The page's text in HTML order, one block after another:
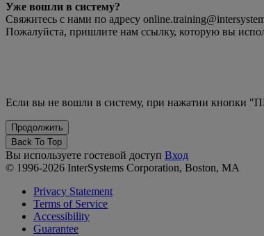
Уже вошли в систему?
Свяжитесь с нами по адресу
Пожалуйста, пришлите нам ссылку, которую вы
Если вы не вошли в систему, при нажатии кнопки
Back To Top
Вы используете гостевой доступ Вход
© 1996-2026 InterSystems Corporation, Boston, MA
Privacy Statement
Terms of Service
Accessibility
Guarantee